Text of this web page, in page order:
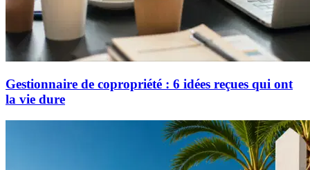
Gestionnaire de copropriété : 6 idées reçues qui ont
la vie dure